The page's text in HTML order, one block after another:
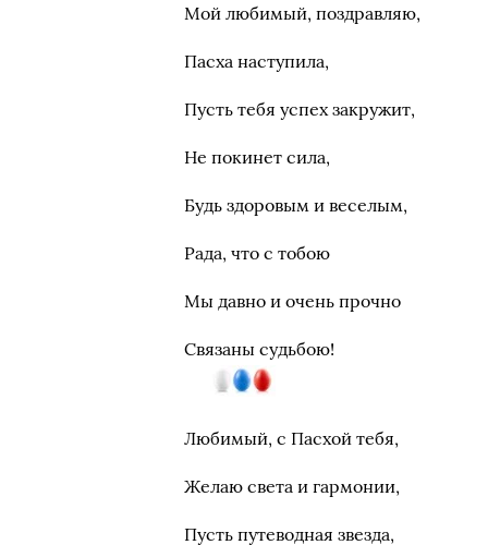
Мой любимый, поздравляю,
Пасха наступила,
Пусть тебя успех закружит,
Не покинет сила,
Будь здоровым и веселым,
Рада, что с тобою
Мы давно и очень прочно
Связаны судьбою!
Любимый, с Пасхой тебя,
Желаю света и гармонии,
Пусть путеводная звезда,